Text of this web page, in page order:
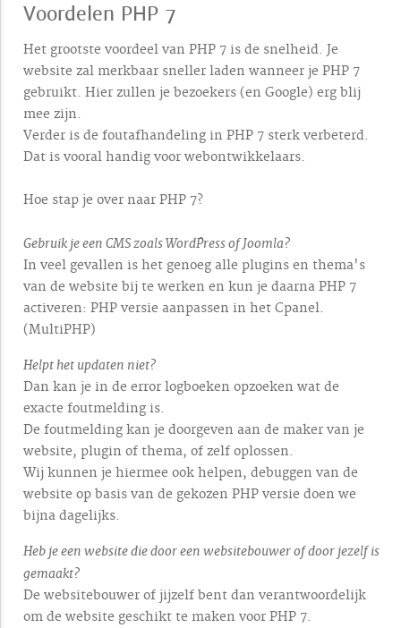
Voordelen PHP 7
Het grootste voordeel van PHP 7 is de snelheid. Je
website zal merkbaar sneller laden wanneer je PHP 7
gebruikt. Hier zullen je bezoekers (en Google) erg blij
mee zijn.
Verder is de foutafhandeling in PHP 7 sterk verbeterd.
Dat is vooral handig voor webontwikkelaars.
Hoe stap je over naar PHP 7?
Gebruik je een CMS zoals WordPress of Joomla?
In veel gevallen is het genoeg alle plugins en thema's
van de website bij te werken en kun je daarna PHP 7
activeren: PHP versie aanpassen in het Cpanel.
(MultiPHP)
Helpt het updaten niet?
Dan kan je in de error logboeken opzoeken wat de
exacte foutmelding is.
De foutmelding kan je doorgeven aan de maker van je
website, plugin of thema, of zelf oplossen.
Wij kunnen je hiermee ook helpen, debuggen van de
website op basis van de gekozen PHP versie doen we
bijna dagelijks.
Heb je een website die door een websitebouwer of door jezelf is
gemaakt?
De websitebouwer of jijzelf bent dan verantwoordelijk
om de website geschikt te maken voor PHP 7.